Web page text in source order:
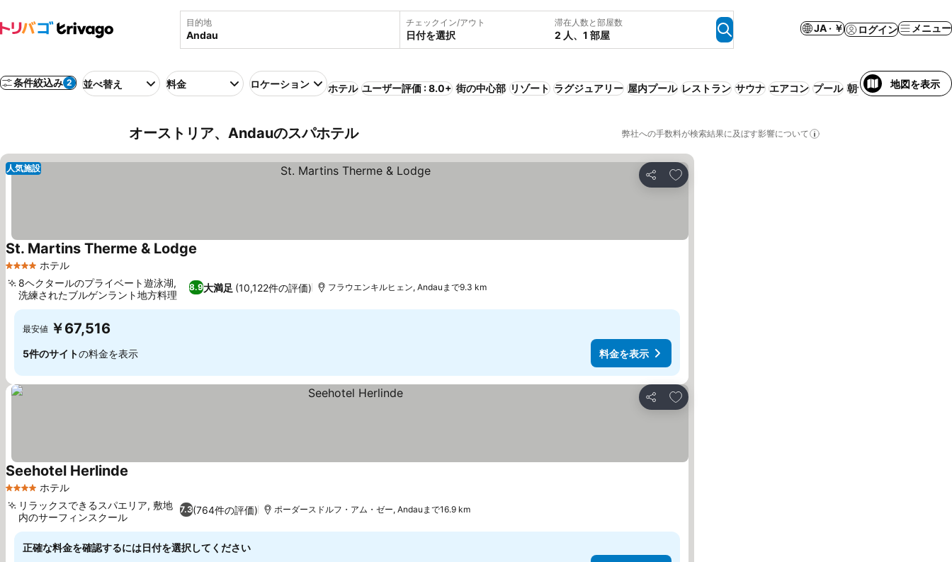
目的地 チェックイン/アウト
日付を選択
滞在人数と部屋数
2 人、1 部屋
JA · ￥ ログイン メニュー
条件絞込み 2 並べ替え 料金 ロケーション ホテル ユーザー評価 : 8.0+ 街の中心部 リゾート ラグジュアリー 屋内プール レストラン サウナ エアコン プール 朝食付き １泊2食 (朝
地図を表示
オーストリア、Andauのスパホテル 弊社への手数料が検索結果に及ぼす影響について
シェア
お気に入りに追加
人気施設
4 ホテルのランク
ホテル
St. Martins Therme & Lodge
8.9大満足 (10,122件の評価)
8ヘクタールのプライベート遊泳湖,
洗練されたブルゲンラント地方料理
フラウエンキルヒェン, Andauまで9.3 km
最安値 ￥67,516
5件のサイトの料金を表示 料金を表示
シェア
お気に入りに追加
4 ホテルのランク
ホテル
Seehotel Herlinde
7.3(764件の評価)
リラックスできるスパエリア, 敷地
内のサーフィンスクール
ポーダースドルフ・アム・ゼー, Andauまで16.9 km
正確な料金を確認するには日付を選択してください